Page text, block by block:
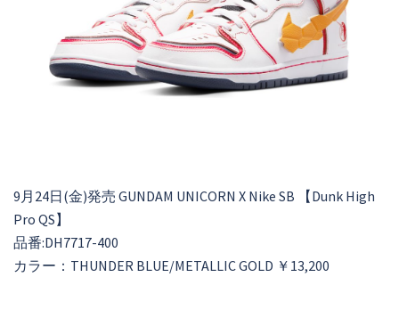
9月24日(金)発売 GUNDAM UNICORN X Nike SB 【Dunk High
Pro QS】
品番:DH7717-400
カラー：THUNDER BLUE/METALLIC GOLD ￥13,200